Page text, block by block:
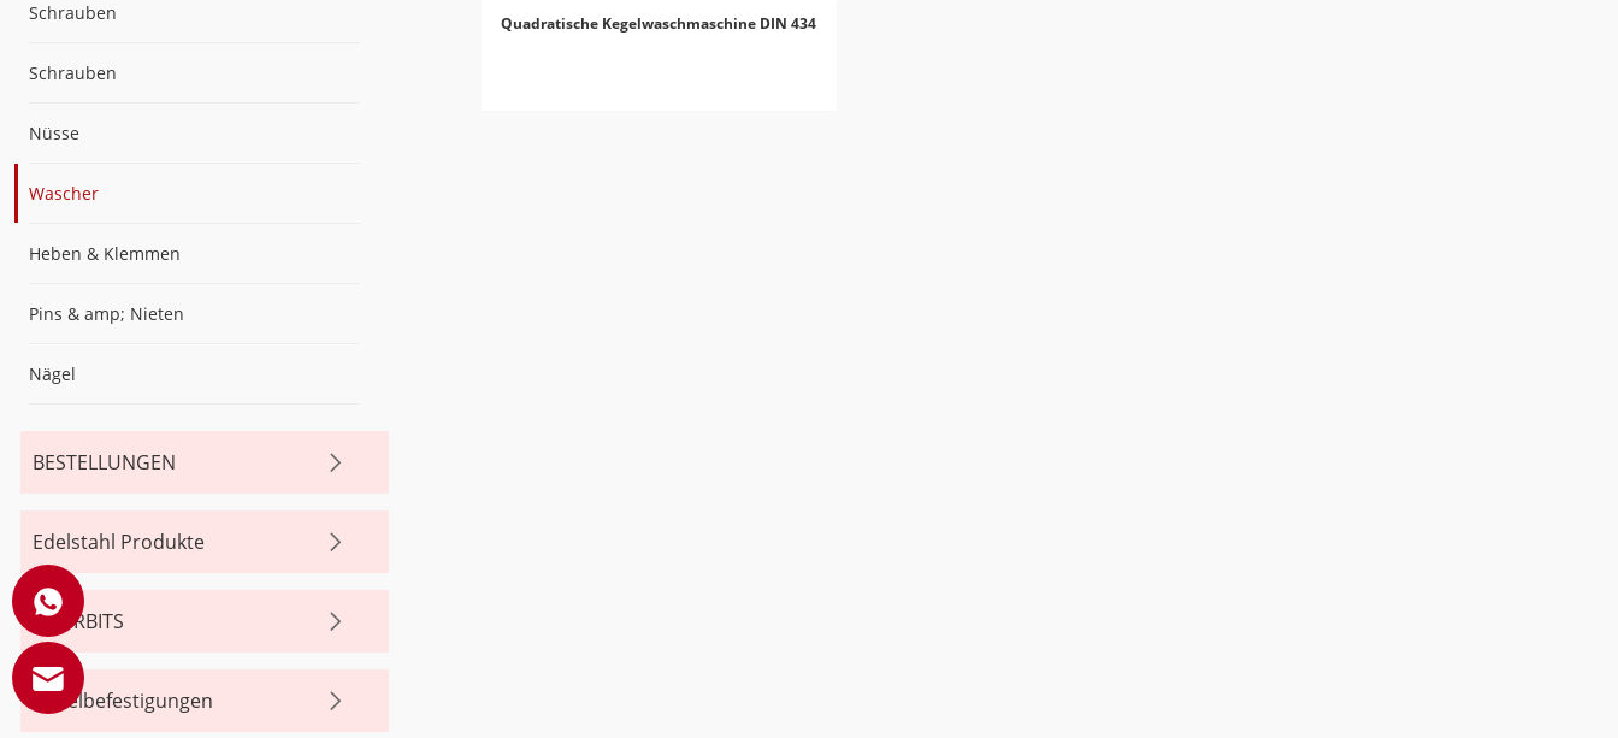
Schrauben
Schrauben
Nüsse
Wascher
Heben & Klemmen
Pins & amp; Nieten
Nägel
BESTELLUNGEN
Edelstahl Produkte
BOHRBITS
Kabelbefestigungen
Quadratische Kegelwaschmaschine DIN 434